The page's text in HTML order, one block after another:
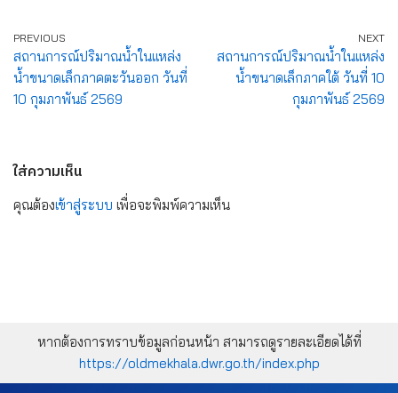
PREVIOUS
สถานการณ์ปริมาณน้ำในแหล่ง
น้ำขนาดเล็กภาคตะวันออก วันที่
10 กุมภาพันธ์ 2569
NEXT
สถานการณ์ปริมาณน้ำในแหล่ง
น้ำขนาดเล็กภาคใต้ วันที่ 10
กุมภาพันธ์ 2569
ใส่ความเห็น
คุณต้องเข้าสู่ระบบ เพื่อจะพิมพ์ความเห็น
หากต้องการทราบข้อมูลก่อนหน้า สามารถดูรายละเอียดได้ที่
https://oldmekhala.dwr.go.th/index.php